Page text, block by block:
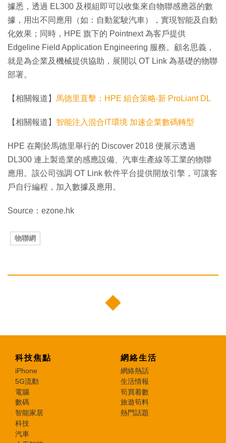
據悉，透過 EL300 及模組即可以收集來自物聯感應器的數
據，用出不同應用（如：自動駕駛汽車），實現智能及自動
化效果；同時，HPE 旗下的 Pointnext 為客戶提供
Edgeline Field Application Engineering 服務。顧名思義，
就是為企業及機械提供協助，展開以 OT Link 為基礎的物聯
部署。
【相關報道】 馬德里直擊：HPE 組合策略‧新 ProLiant DL
【相關報道】 智能注入混合IT環境 加速企業數碼轉型
HPE 在剛於馬德里舉行的 Discover 2018 便展示透過
DL300 連上製造業的感應設備、汽車生產線等工業的物聯
應用。該公司強調 OT Link 軟件平台提供開放引擎，可讓客
戶自行編程，加入數據及應用。
Source：ezone.hk
物聯網
科技焦點
iPhone
5G流動
電腦
數碼
智能家居
科技
汽車
網絡生活
網絡熱話
生活情報
筍買着數
旅遊筍料
熱門話題